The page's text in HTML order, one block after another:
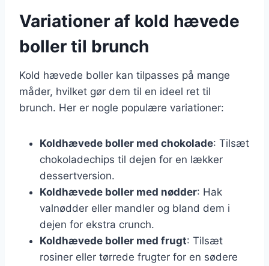
Variationer af kold hævede
boller til brunch
Kold hævede boller kan tilpasses på mange
måder, hvilket gør dem til en ideel ret til
brunch. Her er nogle populære variationer:
Koldhævede boller med chokolade: Tilsæt
chokoladechips til dejen for en lækker
dessertversion.
Koldhævede boller med nødder: Hak
valnødder eller mandler og bland dem i
dejen for ekstra crunch.
Koldhævede boller med frugt: Tilsæt
rosiner eller tørrede frugter for en sødere